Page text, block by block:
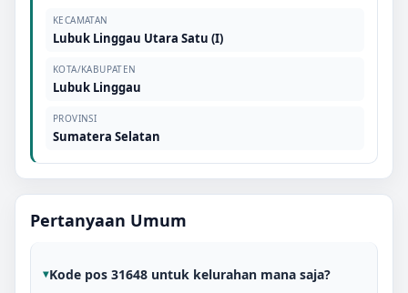
KECAMATAN
Lubuk Linggau Utara Satu (I)
KOTA/KABUPATEN
Lubuk Linggau
PROVINSI
Sumatera Selatan
Pertanyaan Umum
Kode pos 31648 untuk kelurahan mana saja?